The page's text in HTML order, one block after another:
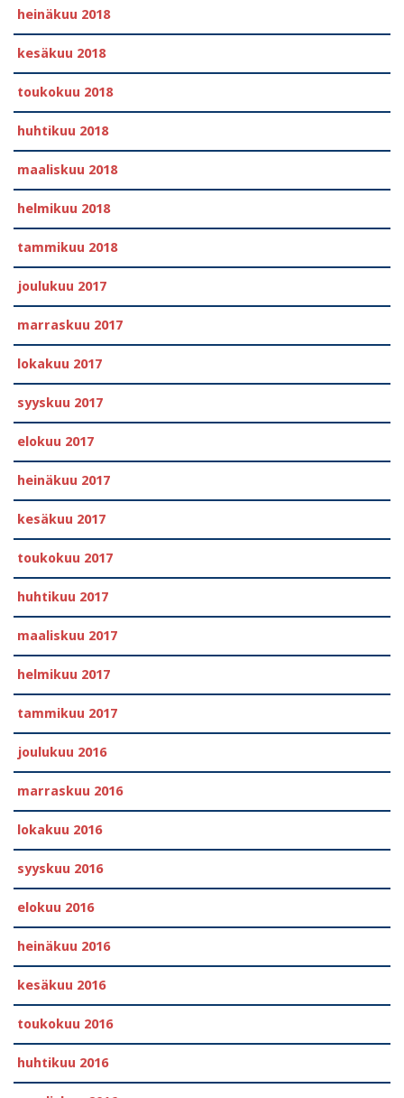
heinäkuu 2018
kesäkuu 2018
toukokuu 2018
huhtikuu 2018
maaliskuu 2018
helmikuu 2018
tammikuu 2018
joulukuu 2017
marraskuu 2017
lokakuu 2017
syyskuu 2017
elokuu 2017
heinäkuu 2017
kesäkuu 2017
toukokuu 2017
huhtikuu 2017
maaliskuu 2017
helmikuu 2017
tammikuu 2017
joulukuu 2016
marraskuu 2016
lokakuu 2016
syyskuu 2016
elokuu 2016
heinäkuu 2016
kesäkuu 2016
toukokuu 2016
huhtikuu 2016